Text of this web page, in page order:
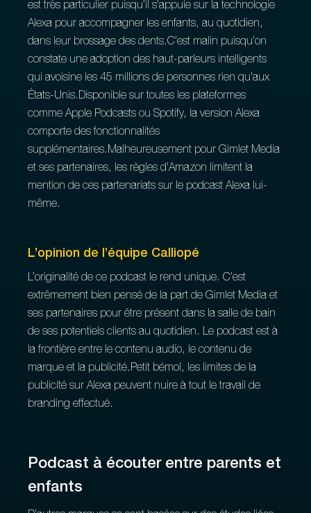
est très particulier puisqu’il s’appuie sur la technologie
Alexa pour accompagner les enfants, au quotidien,
dans leur brossage des dents.C’est malin puisqu’on
constate une adoption des haut-parleurs intelligents
qui avoisine les 45 millions de personnes rien qu'aux
États-Unis.Disponible sur toutes les plateformes
comme Apple Podcasts ou Spotify, la version Alexa
comporte des fonctionnalités
supplémentaires.Malheureusement pour Gimlet Media
et ses partenaires, les règles d'Amazon limitent la
mention de ces partenariats sur le podcast Alexa lui-
même.
L’opinion de l’équipe Calliopé
L’originalité de ce podcast le rend unique. C’est
extrêmement bien pensé de la part de Gimlet Media et
ses partenaires pour être présent dans la salle de bain
de ses potentiels clients au quotidien. Le podcast est à
la frontière entre le contenu audio, le contenu de
marque et la publicité.Petit bémol, les limites de la
publicité sur Alexa peuvent nuire à tout le travail de
branding effectué.
Podcast à écouter entre parents et
enfants